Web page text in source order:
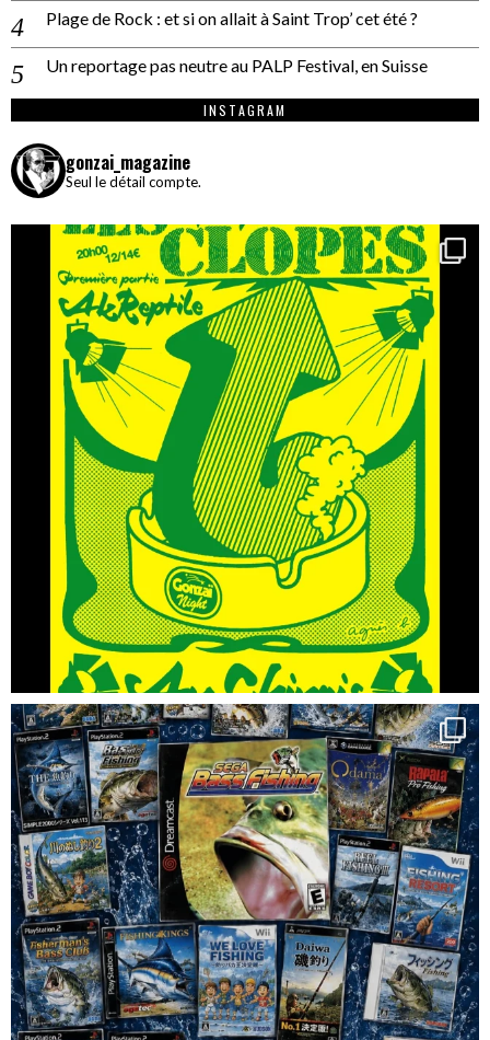
Plage de Rock : et si on allait à Saint Trop’ cet été ?
Un reportage pas neutre au PALP Festival, en Suisse
INSTAGRAM
gonzai_magazine
Seul le détail compte.